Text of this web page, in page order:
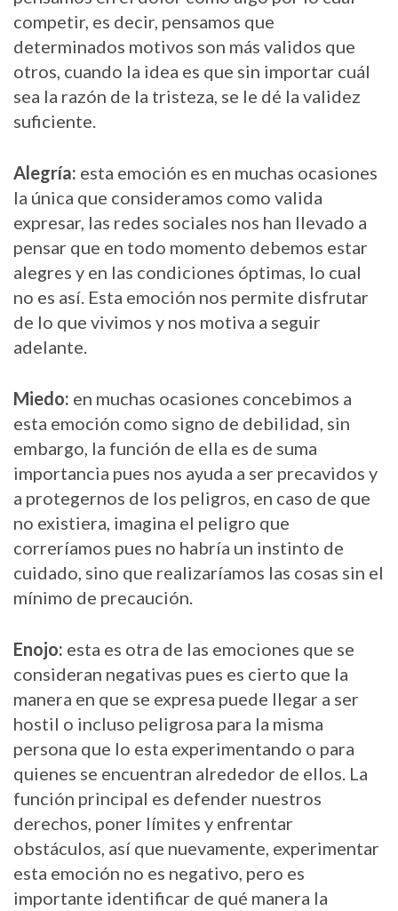
competir, es decir, pensamos que
determinados motivos son más validos que
otros, cuando la idea es que sin importar cuál
sea la razón de la tristeza, se le dé la validez
suficiente.
Alegría: esta emoción es en muchas ocasiones
la única que consideramos como valida
expresar, las redes sociales nos han llevado a
pensar que en todo momento debemos estar
alegres y en las condiciones óptimas, lo cual
no es así. Esta emoción nos permite disfrutar
de lo que vivimos y nos motiva a seguir
adelante.
Miedo: en muchas ocasiones concebimos a
esta emoción como signo de debilidad, sin
embargo, la función de ella es de suma
importancia pues nos ayuda a ser precavidos y
a protegernos de los peligros, en caso de que
no existiera, imagina el peligro que
correríamos pues no habría un instinto de
cuidado, sino que realizaríamos las cosas sin el
mínimo de precaución.
Enojo: esta es otra de las emociones que se
consideran negativas pues es cierto que la
manera en que se expresa puede llegar a ser
hostil o incluso peligrosa para la misma
persona que lo esta experimentando o para
quienes se encuentran alrededor de ellos. La
función principal es defender nuestros
derechos, poner límites y enfrentar
obstáculos, así que nuevamente, experimentar
esta emoción no es negativo, pero es
importante identificar de qué manera la